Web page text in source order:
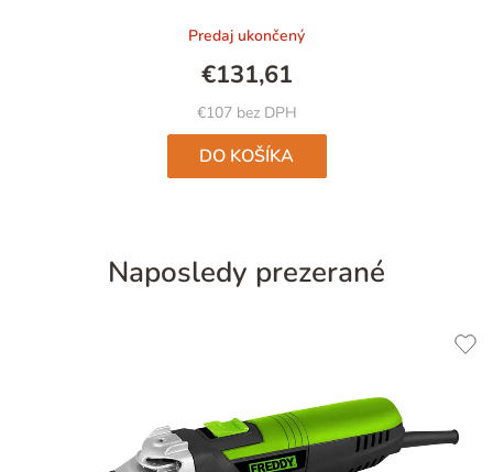
Predaj ukončený
€107 bez DPH
€131,61
DO KOŠÍKA
Naposledy prezerané